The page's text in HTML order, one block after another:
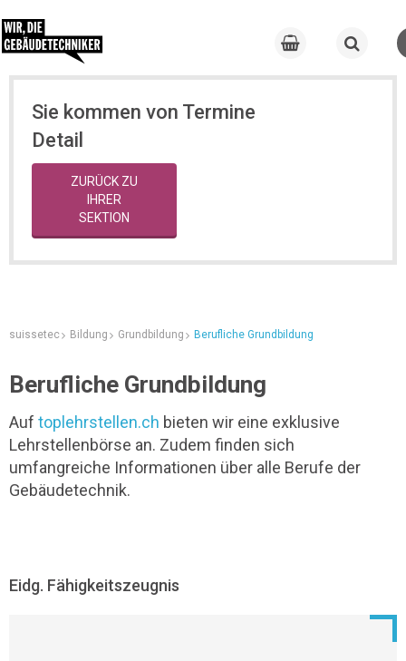
Sie kommen von Termine
Detail
ZURÜCK ZU
IHRER
SEKTION
suissetec Bildung Grundbildung Berufliche Grundbildung
Berufliche Grundbildung
Auf toplehrstellen.ch bieten wir eine exklusive
Lehrstellenbörse an. Zudem finden sich
umfangreiche Informationen über alle Berufe der
Gebäudetechnik.
Eidg. Fähigkeitszeugnis